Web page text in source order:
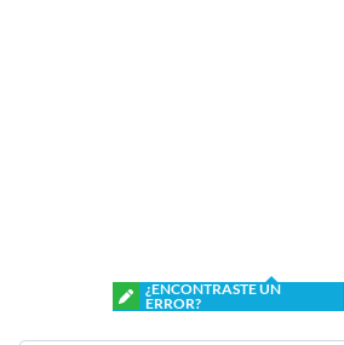
¿ENCONTRASTE UN
ERROR?